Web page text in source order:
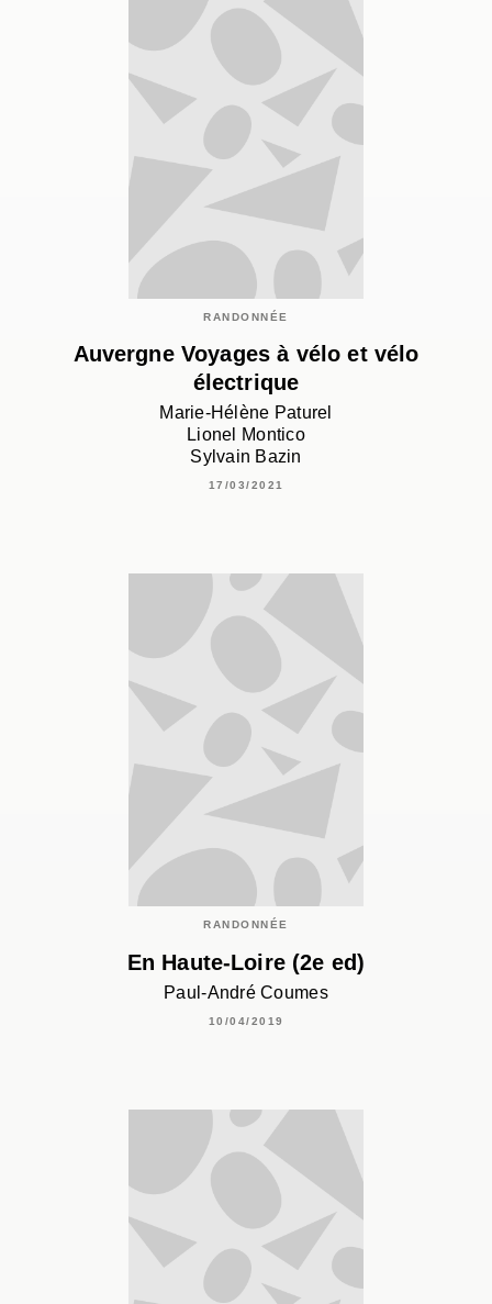
RANDONNÉE
Auvergne Voyages à vélo et vélo
électrique
Marie-Hélène Paturel
Lionel Montico
Sylvain Bazin
17/03/2021
RANDONNÉE
En Haute-Loire (2e ed)
Paul-André Coumes
10/04/2019